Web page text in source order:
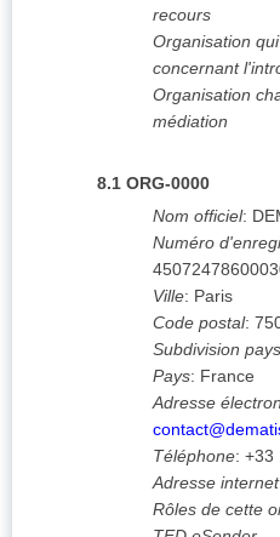
recours
Organisation
concernant
Organisation
médiation
8.1 ORG-0000
Nom officiel:
Numéro
Ville: Paris
Code postal:
Subdivision
Pays: France
Adresse
Téléphone: +33
Adresse internet
Rôles de cette